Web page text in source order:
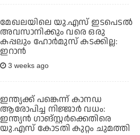
മേഖലയിലെ യു.എസ് ഇടപെടല്‍
അവസാനിക്കും വരെ ഒരു
കപ്പലും ഹോര്‍മുസ് കടക്കില്ല:
ഇറാന്‍
3 weeks ago
ഇന്ത്യക്ക് പങ്കെന്ന് കാനഡ
ആരോപിച്ച നിജ്ജാര്‍ വധം:
ഇന്ത്യന്‍ ഗാങ്സ്റ്റര്‍ക്കെതിരെ
യു.എസ് കോടതി കുറ്റം ചുമത്തി